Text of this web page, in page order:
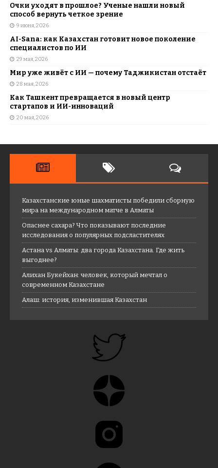
Очки уходят в прошлое? Ученые нашли новый
способ вернуть четкое зрение
9 июня, 2026
AI-Sana: как Казахстан готовит новое поколение
специалистов по ИИ
29 мая, 2026
Мир уже живёт с ИИ — почему Таджикистан отстаёт
28 мая, 2026
Как Ташкент превращается в новый центр
стартапов и ИИ-инноваций
20 мая, 2026
Казахстанские юные шахматисты победили сборную
мира на международном матче в Алматы
Опаснее сахара? Что показывают последние
исследования о популярных подсластителях
Астана vs Алматы: два города Казахстана. Где жить
выгоднее?
Алихан Букейхан: человек, который мечтал о
современном Казахстане
Алаш: история, изменившая Казахстан